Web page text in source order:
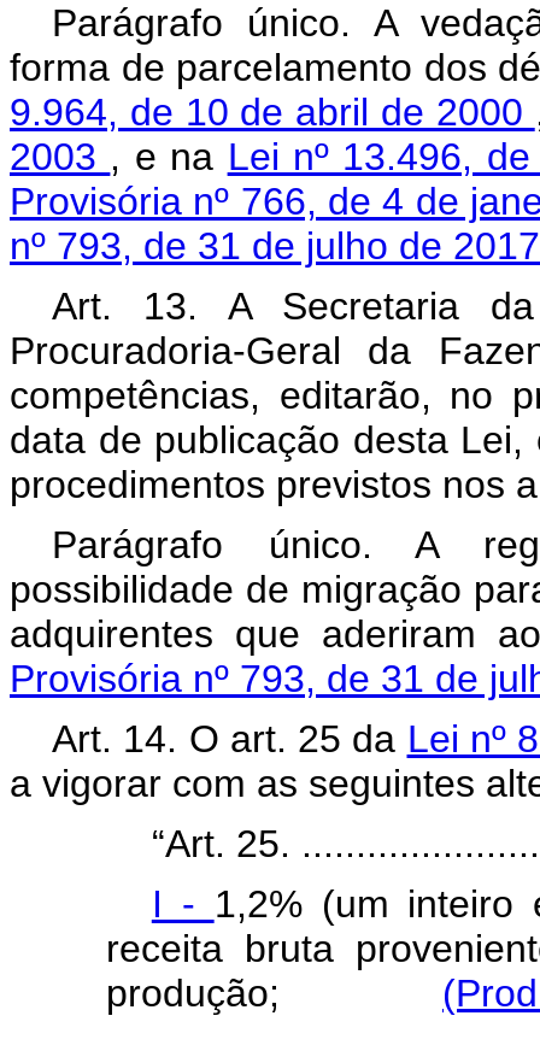
Parágrafo único. A
forma de parcelamento dos
9.964, de 10 de abril de 2000
2003 , e na Lei nº 13.496,
Provisória nº 766, de 4 de
nº 793, de 31 de julho de
Art. 13. A Secretaria
Procuradoria-Geral da
competências, editarão, no
data de publicação desta
procedimentos previstos nos
Parágrafo único. A
possibilidade de migração
adquirentes que aderiram
Provisória nº 793, de 31 de
Art. 14. O art. 25 da Lei nº
a vigorar com as seguintes
“Art. 25.
I - 1,2% (um inteiro
receita bruta
produção;